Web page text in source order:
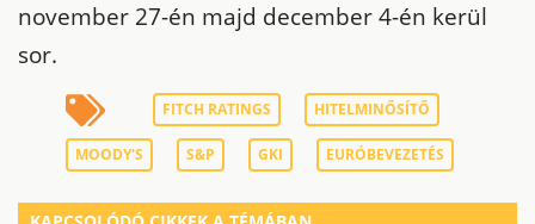
november 27-én majd december 4-én kerül
sor.
FITCH RATINGS HITELMINŐSÍTŐ
MOODY'S S&P GKI EURÓBEVEZETÉS